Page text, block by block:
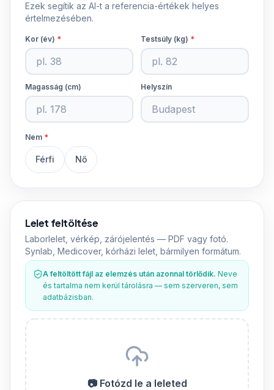
Ezek segítik az AI-t a referencia-értékek helyes
értelmezésében.
Kor (év) * Testsúly (kg) *
Magasság (cm) Helyszín
Nem *
Férfi Nő
Lelet feltöltése
Laborlelet, vérkép, zárójelentés — PDF vagy fotó.
Synlab, Medicover, kórházi lelet, bármilyen formátum.
A feltöltött fájl az elemzés után azonnal törlődik. Neve
és tartalma nem kerül tárolásra — sem szerveren, sem
adatbázisban.
📷 Fotózd le a leleted